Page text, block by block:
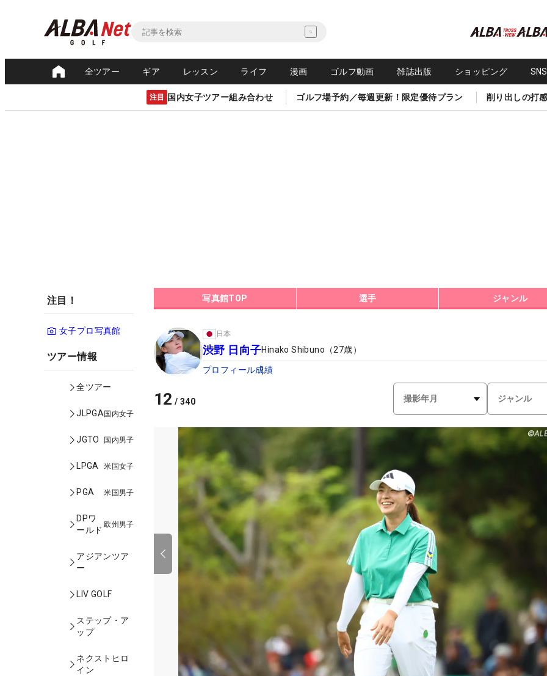
全ツアー ギア レッスン ライフ 漫画 ゴルフ動画 雑誌出版 ショッピング
注目 国内女子ツアー組み合わせ ゴルフ場予約／毎週更新！限定優待プラン 削り出しの打
注目！
女子プロ写真館
ツアー情報
全ツアー
JLPGA国内女子
JGTO 国内男子
LPGA 米国女子
PGA 米国男子
DPワ
ールド
欧州男子
アジアンツア
ー
LIV GOLF
ステップ・ア
ップ
ネクストヒロ
イン
写真館TOP 選手 ジャンル
日本
渋野 日向子Hinako Shibuno （27歳）
プロフィール成績
12 /340